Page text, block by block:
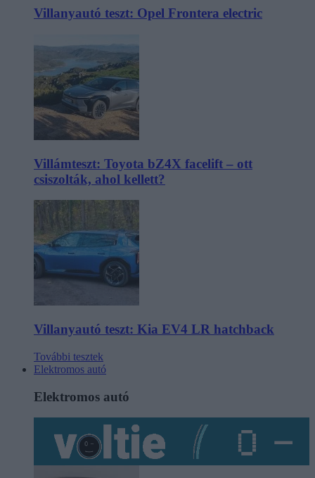
Villanyautó teszt: Opel Frontera electric
Villámteszt: Toyota bZ4X facelift – ott
csiszolták, ahol kellett?
Villanyautó teszt: Kia EV4 LR hatchback
További tesztek
Elektromos autó
Elektromos autó